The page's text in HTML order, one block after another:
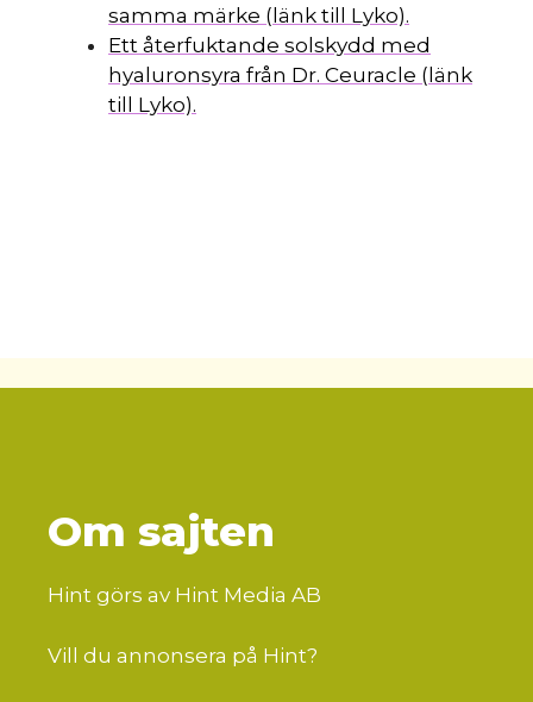
samma märke (länk till Lyko).
Ett återfuktande solskydd med
hyaluronsyra från Dr. Ceuracle (länk
till Lyko).
Om sajten
Hint görs av Hint Media AB
Vill du annonsera på Hint?